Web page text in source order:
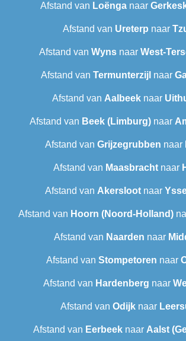
Afstand van Loënga naar
Afstand van Ureterp naar
Afstand van Wynsnaar West-
Afstand van Termunterzijl naar
Afstand van Aalbeek naar
Afstand van Beek (Limburg) naar
Afstand van Grijzegrubben naar
Afstand van Maasbrachtnaar
Afstand van Akersloot naar
Afstand van Hoorn (Noord-Holland)
Afstand van Naarden naar
Afstand van Stompetoren naar
Afstand van Hardenberg naar
Afstand van Odijk naar
Afstand van Eerbeeknaar Aalst